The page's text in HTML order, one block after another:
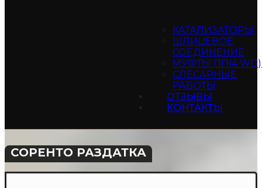
КАТАЛИЗАТОРЫ
ШЛИЦЕВОЕ
СОЕДИНЕНИЕ
МУФТЫ ПП(4 WD)
СЛЕСАРНЫЕ
РАБОТЫ
ОТЗЫВЫ
КОНТАКТЫ
СОРЕНТО РАЗДАТКА